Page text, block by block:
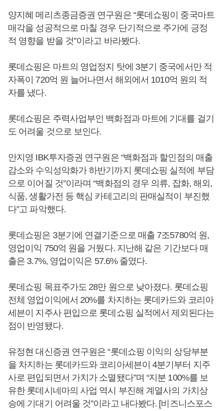
양지혜 메리츠종금증권 연구원은 “롯데쇼핑이 중국마트
매각을 성공적으로 마칠 경우 단기적으로 주가에 긍정
적 영향을 받을 것”이라고 바라봤다.
롯데쇼핑은 마트의 영업정지 탓에 3분기 중국에서만 적
자폭이 720억 원 늘어나면서 해외에서 1010억 원의 적
자를 냈다.
롯데쇼핑은 주력사업부인 백화점과 마트에 기대를 걸기
도 어려울 것으로 보인다.
안지영 IBK투자증권 연구원은 “백화점과 할인점의 매출
감소와 수익성악화가 하반기까지 롯데쇼핑 실적에 부담
으로 이어질 것”이라며 “백화점의 경우 의류, 잡화, 해외,
식품, 생활가전 등 핵심 카테고리의 판매실적이 부진했
다”고 파악했다.
롯데쇼핑은 3분기에 연결기준으로 매출 7조5780억 원,
영업이익 750억 원을 거뒀다. 지난해 같은 기간보다 매
출은 3.7%, 영업이익은 57.6% 줄였다.
롯데쇼핑 목표주가도 28만 원으로 낮아졌다. 롯데쇼핑
전체 영업이익에서 20%를 차지하는 롯데카드와 코리아
세븐이 지주사 편입으로 롯데쇼핑 실적에서 제외된다는
점이 반영됐다.
유정현 대신증권 연구원은 “롯데쇼핑 이익의 상당부분
을 차지하는 롯데카드와 코리아세븐이 4분기부터 지주
사로 편입되면서 가치가 소멸됐다”며 “지분 100%를 보
유한 롯데시네마의 사업 역시 부진해 계열사의 가치상
승에 기대기 어려울 것”이라고 내다봤다. [비즈니스포스